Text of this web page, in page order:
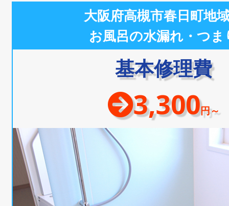
大阪府高槻市春日町地
お風呂の水漏れ・つま
基本修理費
3,300円～